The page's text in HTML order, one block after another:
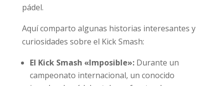
pádel.
Aquí comparto algunas historias interesantes y
curiosidades sobre el Kick Smash:
El Kick Smash «Imposible»: Durante un
campeonato internacional, un conocido